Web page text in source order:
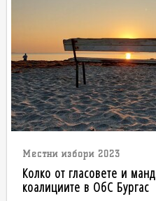
Местни избори 2023
Колко от гласовете и
коалициите в ОбС Бургас